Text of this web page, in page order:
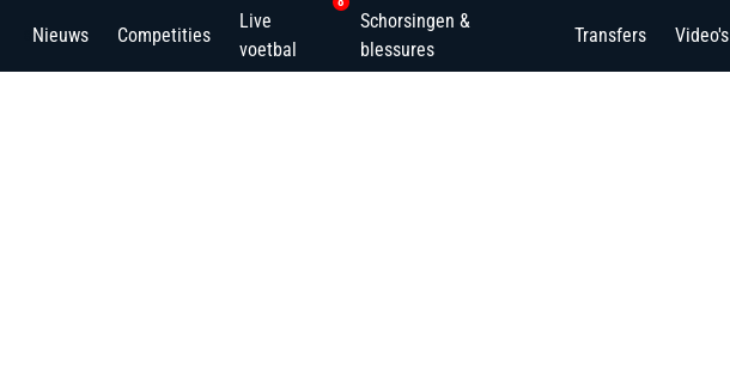
Nieuws Competities
Live
voetbal
Schorsingen &
blessures
Transfers Video's